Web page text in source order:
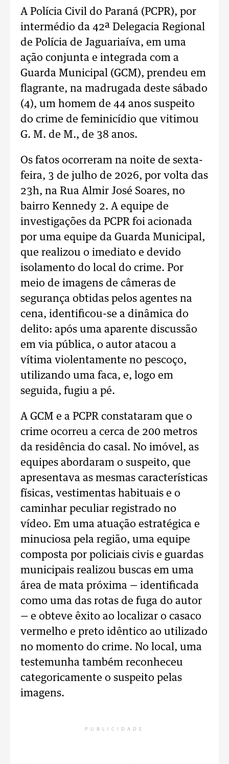
A Polícia Civil do Paraná (PCPR), por
intermédio da 42ª Delegacia Regional
de Polícia de Jaguariaíva, em uma
ação conjunta e integrada com a
Guarda Municipal (GCM), prendeu em
flagrante, na madrugada deste sábado
(4), um homem de 44 anos suspeito
do crime de feminicídio que vitimou
G. M. de M., de 38 anos.
Os fatos ocorreram na noite de sexta-
feira, 3 de julho de 2026, por volta das
23h, na Rua Almir José Soares, no
bairro Kennedy 2. A equipe de
investigações da PCPR foi acionada
por uma equipe da Guarda Municipal,
que realizou o imediato e devido
isolamento do local do crime. Por
meio de imagens de câmeras de
segurança obtidas pelos agentes na
cena, identificou-se a dinâmica do
delito: após uma aparente discussão
em via pública, o autor atacou a
vítima violentamente no pescoço,
utilizando uma faca, e, logo em
seguida, fugiu a pé.
A GCM e a PCPR constataram que o
crime ocorreu a cerca de 200 metros
da residência do casal. No imóvel, as
equipes abordaram o suspeito, que
apresentava as mesmas características
físicas, vestimentas habituais e o
caminhar peculiar registrado no
vídeo. Em uma atuação estratégica e
minuciosa pela região, uma equipe
composta por policiais civis e guardas
municipais realizou buscas em uma
área de mata próxima — identificada
como uma das rotas de fuga do autor
— e obteve êxito ao localizar o casaco
vermelho e preto idêntico ao utilizado
no momento do crime. No local, uma
testemunha também reconheceu
categoricamente o suspeito pelas
imagens.
PUBLICIDADE